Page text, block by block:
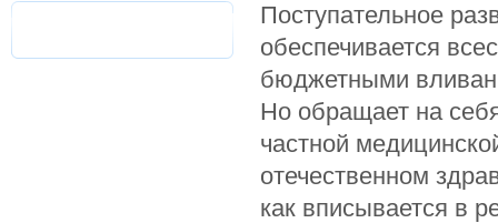
Поступательное
обеспечивается
бюджетными
Но обращает на
частной
отечественном
как вписывается в